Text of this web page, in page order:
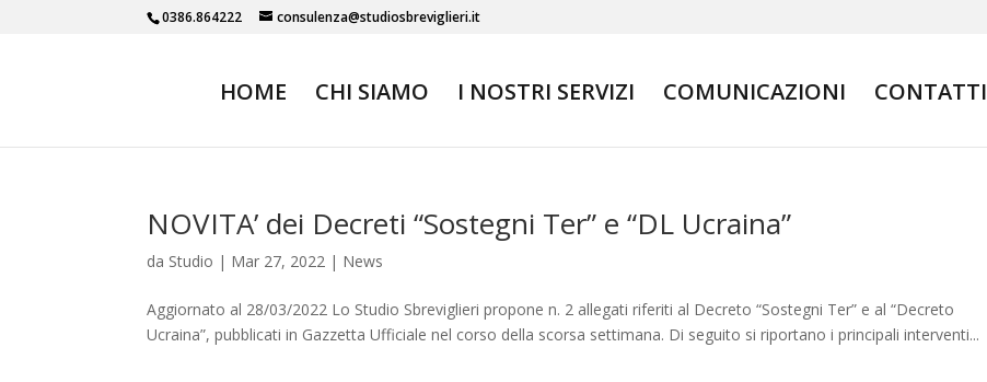
0386.864222 consulenza@studiosbreviglieri.it
HOME CHI SIAMO I NOSTRI SERVIZI COMUNICAZIONI CONTATTI
NOVITA’ dei Decreti “Sostegni Ter” e “DL Ucraina”
da Studio | Mar 27, 2022 | News
Aggiornato al 28/03/2022 Lo Studio Sbreviglieri propone n. 2 allegati riferiti al Decreto “Sostegni Ter” e al “Decreto
Ucraina”, pubblicati in Gazzetta Ufficiale nel corso della scorsa settimana. Di seguito si riportano i principali interventi...